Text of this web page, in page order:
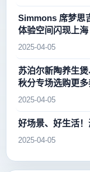
Simmons 席梦思
体验空间闪现上海
2025-04-05
苏泊尔新陶养生
秋分专场选购更
2025-04-05
好场景、好生活
2025-04-05